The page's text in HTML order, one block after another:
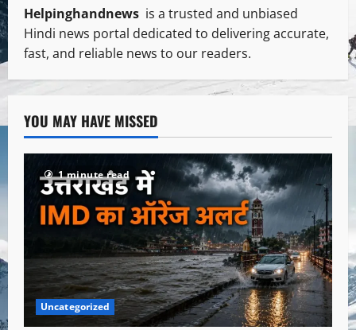
Helpinghandnews is a trusted and unbiased
Hindi news portal dedicated to delivering accurate,
fast, and reliable news to our readers.
YOU MAY HAVE MISSED
1 minute read
Uncategorized